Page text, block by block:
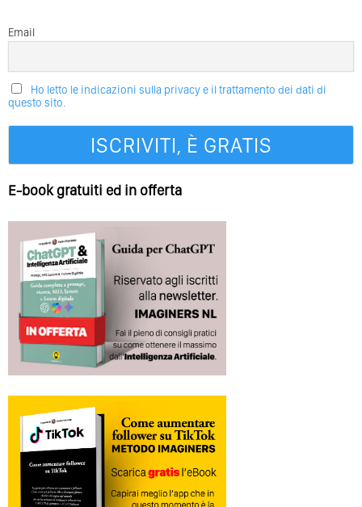
Email
Ho letto le indicazioni sulla privacy e il trattamento dei dati di
questo sito.
E-book gratuiti ed in offerta